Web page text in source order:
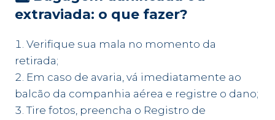
extraviada: o que fazer?
Verifique sua mala no momento da
retirada;
Em caso de avaria, vá imediatamente ao
balcão da companhia aérea e registre o dano;
Tire fotos, preencha o Registro de